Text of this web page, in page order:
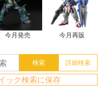
今月発売 今月再販
ック検索に保存